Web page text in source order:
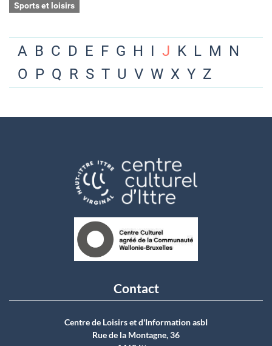
Sports et loisirs
A B C D E F G H I J K L M N
O P Q R S T U V W X Y Z
Contact
Centre de Loisirs et d'Information asbI
Rue de la Montagne, 36